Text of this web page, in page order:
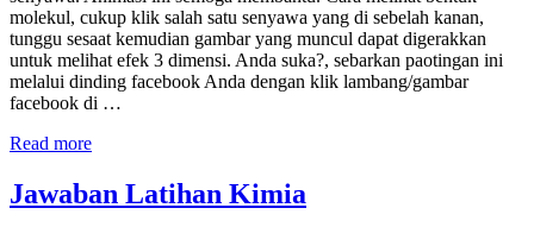
molekul, cukup klik salah satu senyawa yang di sebelah kanan,
tunggu sesaat kemudian gambar yang muncul dapat digerakkan
untuk melihat efek 3 dimensi. Anda suka?, sebarkan paotingan ini
melalui dinding facebook Anda dengan klik lambang/gambar
facebook di …
Read more
Jawaban Latihan Kimia